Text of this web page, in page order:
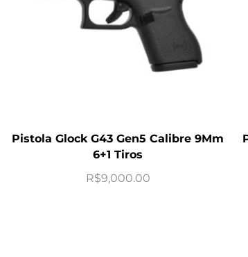
Pistola Glock G43 Gen5 Calibre 9Mm
6+1 Tiros
R$9,000.00